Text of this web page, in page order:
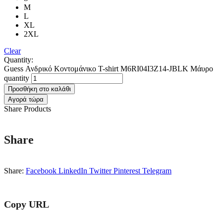
M
L
XL
2XL
Clear
Quantity:
Guess Ανδρικό Κοντομάνικο T-shirt M6RI04I3Z14-JBLK Μάυρο
quantity
Προσθήκη στο καλάθι
Αγορά τώρα
Share Products
Share
Share: Facebook LinkedIn Twitter Pinterest Telegram
Copy URL